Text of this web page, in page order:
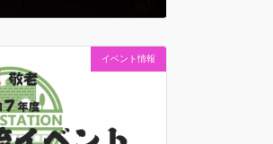
たところ… ミーティング中の
のは… 美しい夕焼けにほんの
日もみんなと１日を過ごせ
と… そんな『当たり前では
イベント情報